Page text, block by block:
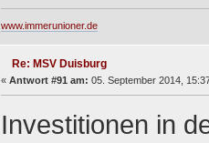
www.immerunioner.de
Re: MSV Duisburg
« Antwort #91 am: 05. September 2014,
Investitionen in